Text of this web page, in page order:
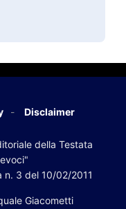
Disclaimer
della Testata
n. 3 del 10/02/2011
Giacometti